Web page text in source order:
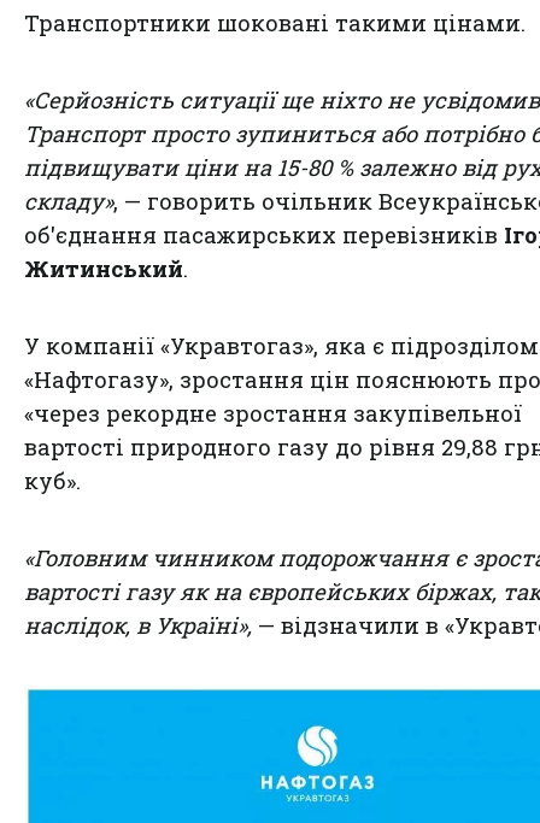
Транспортники шоковані такими цінами.
«Серйозність ситуації ще ніхто не
Транспорт просто зупиниться або потрібно
підвищувати ціни на 15-80 % залежно від
складу», — говорить очільник
об'єднання пасажирських перевізників
Житинський.
У компанії «Укравтогаз», яка є підрозділом
«Нафтогазу», зростання цін пояснюють
«через рекордне зростання закупівельної
вартості природного газу до рівня 29,88
куб».
«Головним чинником подорожчання є
вартості газу як на європейських біржах,
наслідок, в Україні», — відзначили в